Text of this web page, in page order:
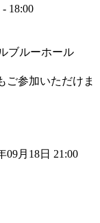
18:00
ブルーホール
ご参加いただけま
09月18日 21:00